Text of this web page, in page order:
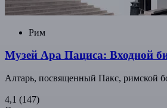
Рим
Музей Ара Пациса: Входной
Алтарь, посвященный Пакс, римской
4,1 (147)